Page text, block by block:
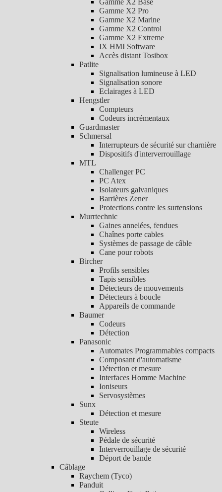
Gamme X2 Base
Gamme X2 Pro
Gamme X2 Marine
Gamme X2 Control
Gamme X2 Extreme
IX HMI Software
Accès distant Tosibox
Patlite
Signalisation lumineuse à LED
Signalisation sonore
Eclairages à LED
Hengstler
Compteurs
Codeurs incrémentaux
Guardmaster
Schmersal
Interrupteurs de sécurité sur charnière
Dispositifs d'interverrouillage
MTL
Challenger PC
PC Atex
Isolateurs galvaniques
Barrières Zener
Protections contre les surtensions
Murrtechnic
Gaines annelées, fendues
Chaînes porte cables
Systèmes de passage de câble
Cane pour robots
Bircher
Profils sensibles
Tapis sensibles
Détecteurs de mouvements
Détecteurs à boucle
Appareils de commande
Baumer
Codeurs
Détection
Panasonic
Automates Programmables compacts
Composant d'automatisme
Détection et mesure
Interfaces Homme Machine
Ioniseurs
Servosystèmes
Sunx
Détection et mesure
Steute
Wireless
Pédale de sécurité
Interverrouillage de sécurité
Déport de bande
Câblage
Raychem (Tyco)
Panduit